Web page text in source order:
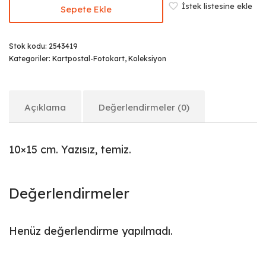
Sepete Ekle İstek listesine ekle
Stok kodu: 2543419
Kategoriler: Kartpostal-Fotokart, Koleksiyon
Açıklama Değerlendirmeler (0)
10×15 cm. Yazısız, temiz.
Değerlendirmeler
Henüz değerlendirme yapılmadı.